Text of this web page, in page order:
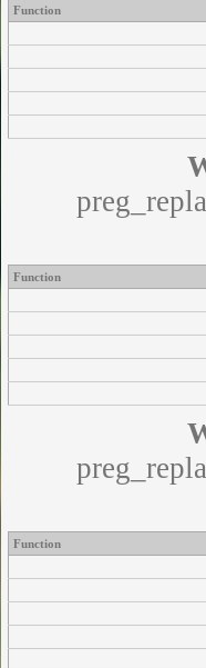
Function
Function
Function